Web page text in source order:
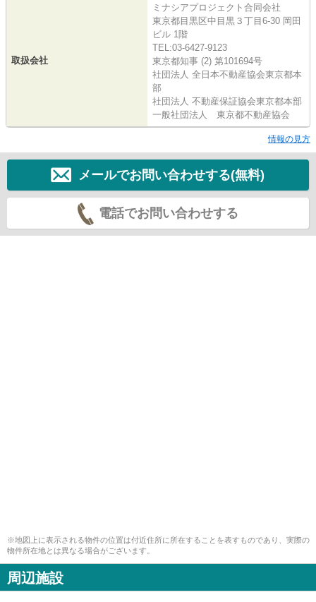
取扱会社
ミナシアプロジェクト合同会社
東京都目黒区中目黒３丁目6-30 岡田
ビル 1階
TEL:03-6427-9123
東京都知事 (2) 第101694号
社団法人 全日本不動産協会東京都本
部
社団法人 不動産保証協会東京都本部
一般社団法人 東京都不動産協会
情報の見方
メールでお問い合わせする(無料)
電話でお問い合わせする
※地図上に表示される物件の位置は付近住所に所在することを表すものであり、実際の
物件所在地とは異なる場合がございます。
周辺施設